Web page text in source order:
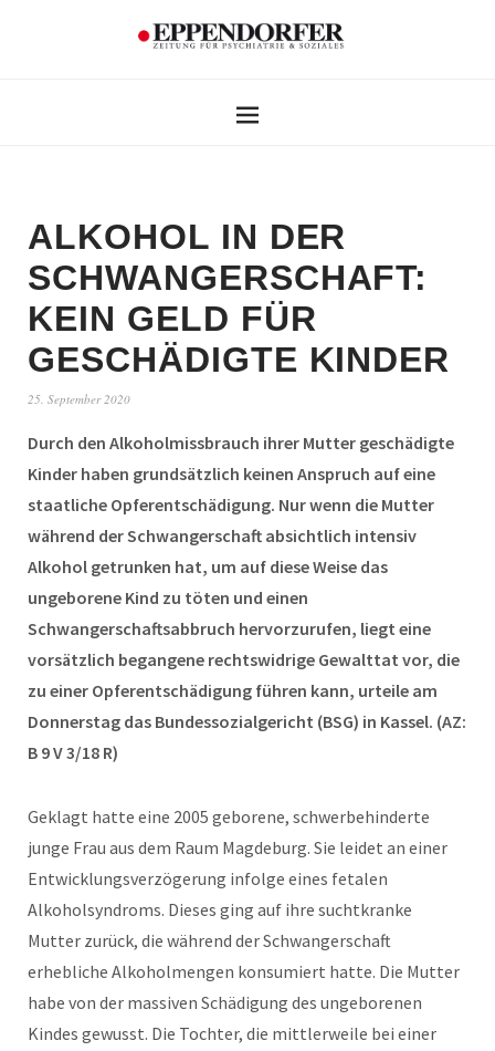
ALKOHOL IN DER
SCHWANGERSCHAFT:
KEIN GELD FÜR
GESCHÄDIGTE KINDER
25. September 2020
Durch den Alkoholmissbrauch ihrer Mutter geschädigte
Kinder haben grundsätzlich keinen Anspruch auf eine
staatliche Opferentschädigung. Nur wenn die Mutter
während der Schwangerschaft absichtlich intensiv
Alkohol getrunken hat, um auf diese Weise das
ungeborene Kind zu töten und einen
Schwangerschaftsabbruch hervorzurufen, liegt eine
vorsätzlich begangene rechtswidrige Gewalttat vor, die
zu einer Opferentschädigung führen kann, urteile am
Donnerstag das Bundessozialgericht (BSG) in Kassel. (AZ:
B 9 V 3/18 R)
Geklagt hatte eine 2005 geborene, schwerbehinderte
junge Frau aus dem Raum Magdeburg. Sie leidet an einer
Entwicklungsverzögerung infolge eines fetalen
Alkoholsyndroms. Dieses ging auf ihre suchtkranke
Mutter zurück, die während der Schwangerschaft
erhebliche Alkoholmengen konsumiert hatte. Die Mutter
habe von der massiven Schädigung des ungeborenen
Kindes gewusst. Die Tochter, die mittlerweile bei einer